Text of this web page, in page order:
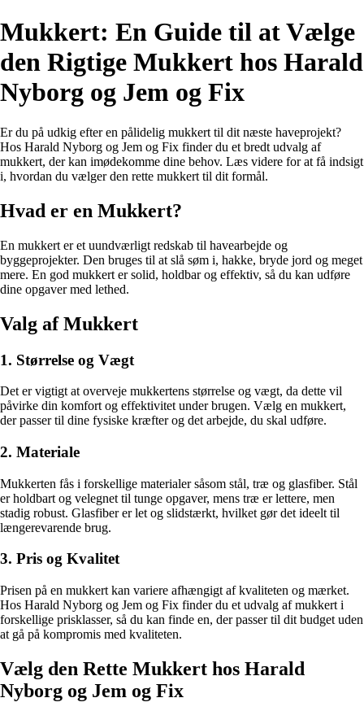
Mukkert: En Guide til at Vælge
den Rigtige Mukkert hos Harald
Nyborg og Jem og Fix
Er du på udkig efter en pålidelig mukkert til dit næste haveprojekt?
Hos Harald Nyborg og Jem og Fix finder du et bredt udvalg af
mukkert, der kan imødekomme dine behov. Læs videre for at få indsigt
i, hvordan du vælger den rette mukkert til dit formål.
Hvad er en Mukkert?
En mukkert er et uundværligt redskab til havearbejde og
byggeprojekter. Den bruges til at slå søm i, hakke, bryde jord og meget
mere. En god mukkert er solid, holdbar og effektiv, så du kan udføre
dine opgaver med lethed.
Valg af Mukkert
1. Størrelse og Vægt
Det er vigtigt at overveje mukkertens størrelse og vægt, da dette vil
påvirke din komfort og effektivitet under brugen. Vælg en mukkert,
der passer til dine fysiske kræfter og det arbejde, du skal udføre.
2. Materiale
Mukkerten fås i forskellige materialer såsom stål, træ og glasfiber. Stål
er holdbart og velegnet til tunge opgaver, mens træ er lettere, men
stadig robust. Glasfiber er let og slidstærkt, hvilket gør det ideelt til
længerevarende brug.
3. Pris og Kvalitet
Prisen på en mukkert kan variere afhængigt af kvaliteten og mærket.
Hos Harald Nyborg og Jem og Fix finder du et udvalg af mukkert i
forskellige prisklasser, så du kan finde en, der passer til dit budget uden
at gå på kompromis med kvaliteten.
Vælg den Rette Mukkert hos Harald
Nyborg og Jem og Fix